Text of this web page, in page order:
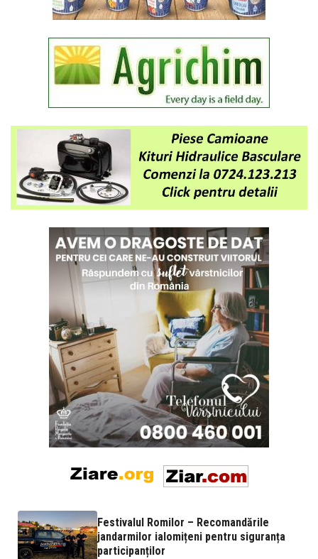
Festivalul Romilor – Recomandările
jandarmilor ialomițeni pentru siguranța
participanților